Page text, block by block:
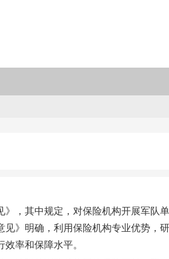
，其中规定，对保险机构开展军队
》明确，利用保险机构专业优势，
率和保障水平。